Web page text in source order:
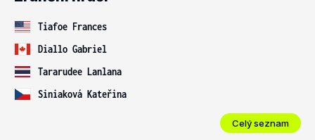
Tiafoe Frances
Diallo Gabriel
Tararudee Lanlana
Siniaková Kateřina
Celý seznam